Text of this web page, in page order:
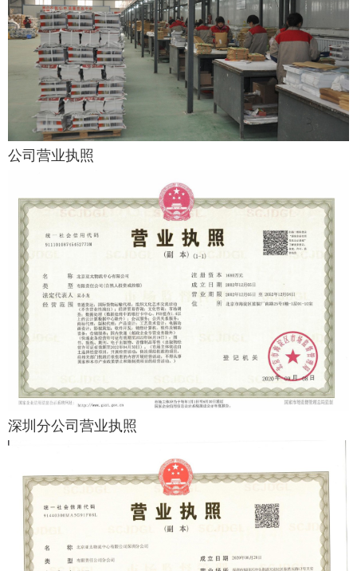
公司营业执照
深圳分公司营业执照